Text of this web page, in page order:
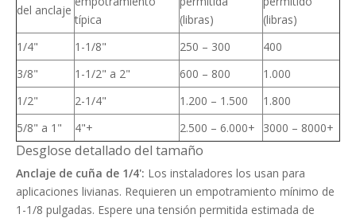
del anclaje
típica
(libras)
(libras)
1/4"
1-1/8" 250 – 300
400
3/8"
1-1/2" a 2" 600 – 800
1.000
1/2"
2-1/4" 1.200 – 1.500
1.800
5/8" a 1"
4"+ 2.500 – 6.000+ 3000 – 8000+
Desglose detallado del tamaño
Anclaje de cuña de 1/4': Los instaladores los usan para
aplicaciones livianas. Requieren un empotramiento mínimo de
1-1/8 pulgadas. Espere una tensión permitida estimada de